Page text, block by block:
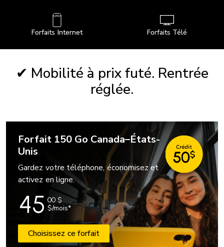
Forfaits Internet Forfaits Télé
✔ Mobilité à prix futé. Rentrée
réglée.
Forfait 150 Go Canada–États-
Unis
Gardez votre téléphone, économisez et
activez en ligne.
45 00 $
$/mois*
Choisissez ce forfait